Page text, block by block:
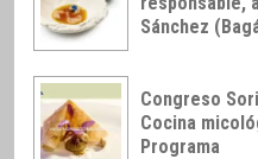
Sánchez
Congreso
Cocina
Programa